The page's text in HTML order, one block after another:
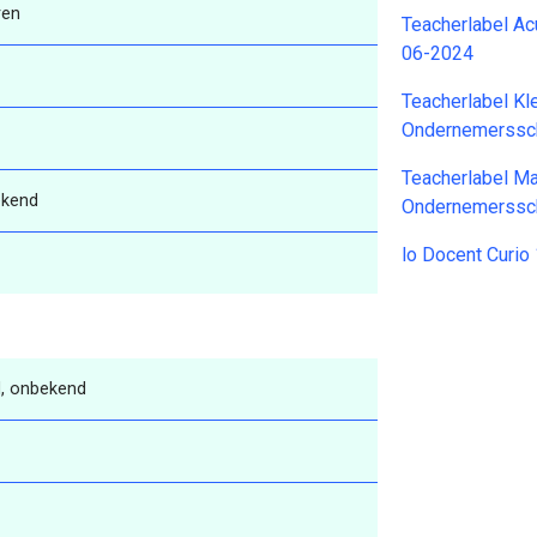
onbekend
Teacherlabel
06-2024
Teacherlabel
Teacherlabel
lo Docent